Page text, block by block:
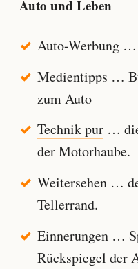
Auto und Leben
Auto-Werbung…
Medientipps …
zum Auto
Technik pur… die
der Motorhaube.
Weitersehen…
Tellerrand.
Einnerungen…
Rückspiegel der